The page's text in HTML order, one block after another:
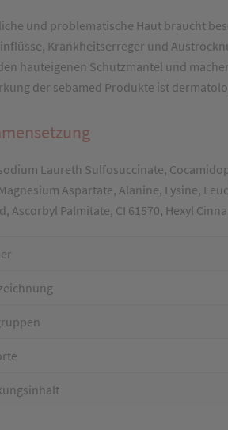
und problematische Haut braucht
Krankheitserreger und
hauteigenen Schutzmantel und
der sebamed Produkte ist
Laureth Sulfosuccinate,
Aspartate, Alanine, Lysine,
Ascorbyl Palmitate, CI 61570, Hexyl